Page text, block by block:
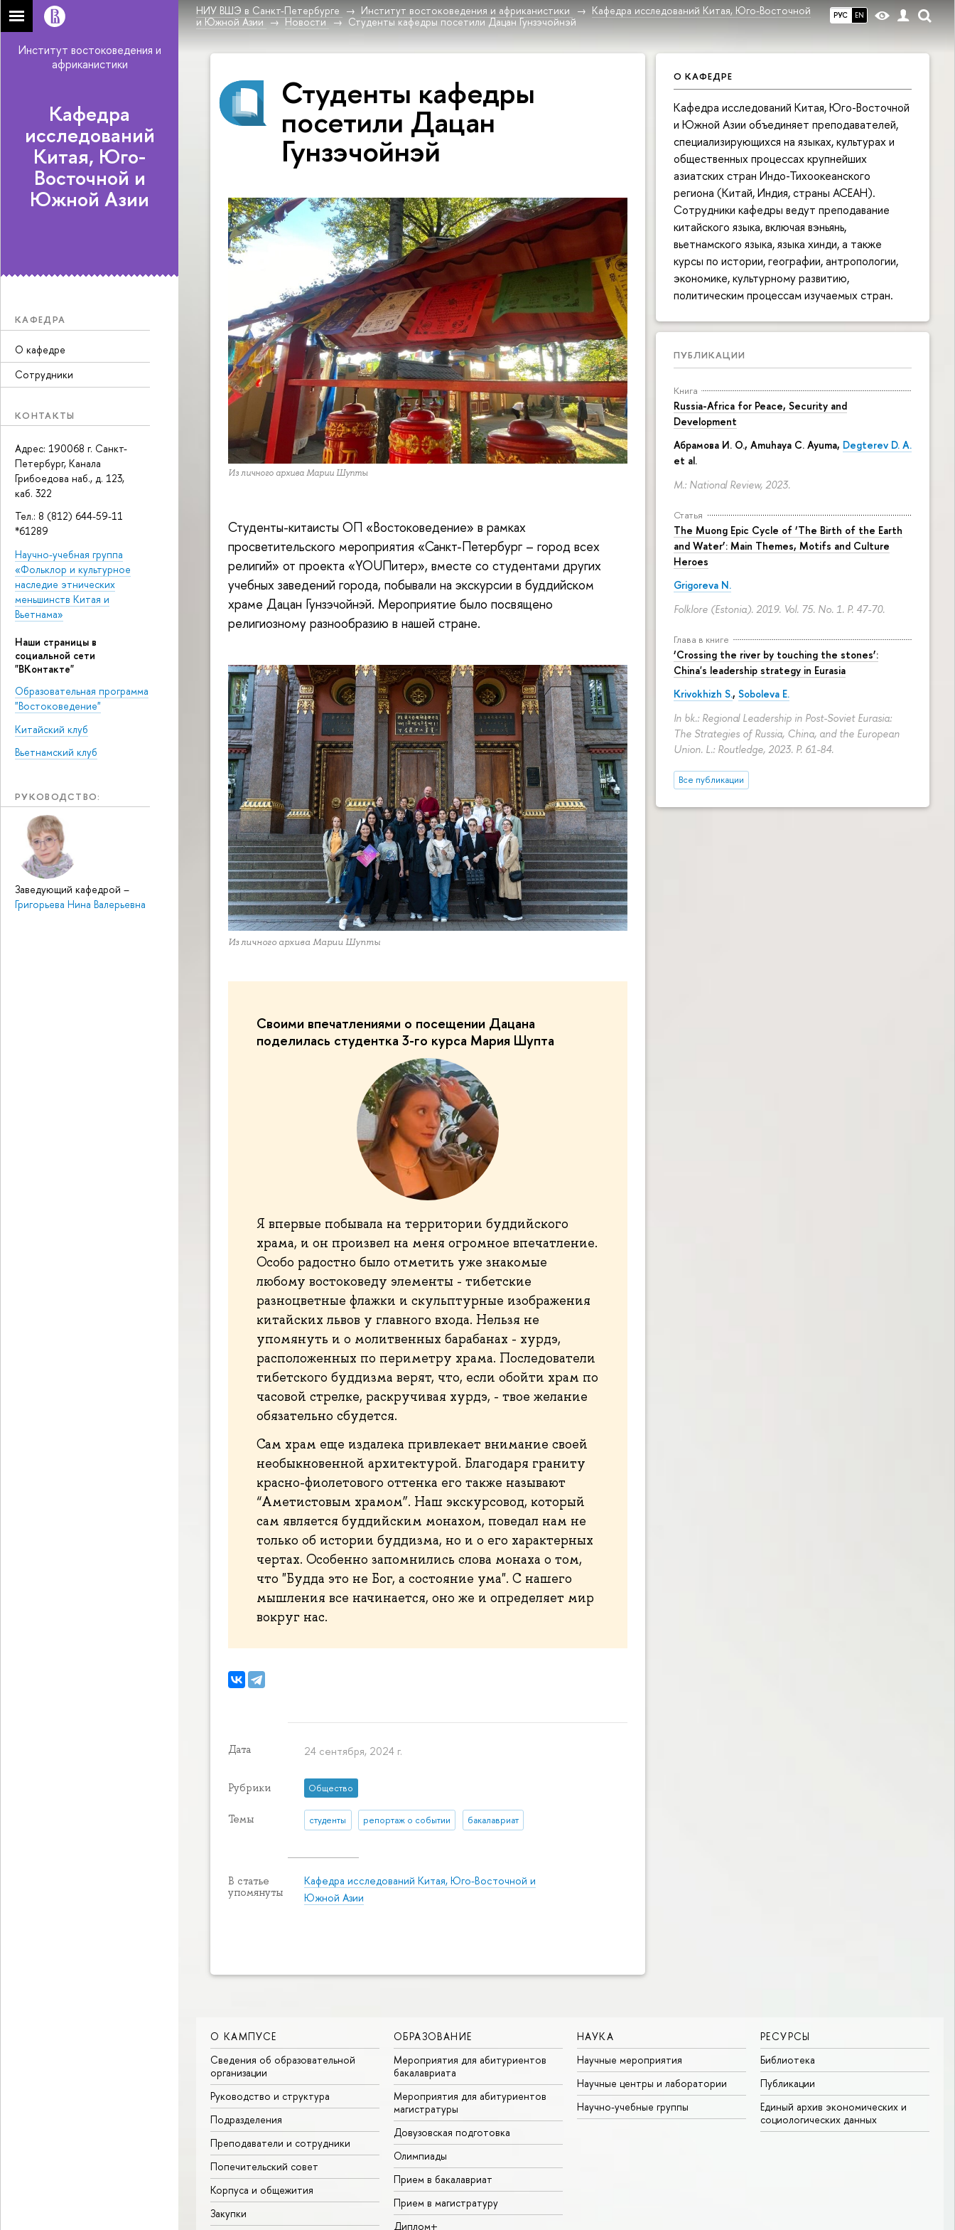
РУС EN
НИУ ВШЭ в Санкт-Петербурге Институт востоковедения и африканистики
Кафедра исследований Китая, Юго-Восточной
и Южной Азии
Новости Студенты кафедры посетили Дацан Гунзэчойнэй
Институт востоковедения и
африканистики
Кафедра
исследований
Китая, Юго-
Восточной и
Южной Азии
КАФЕДРА
О кафедре
Сотрудники
КОНТАКТЫ
Адрес: 190068 г. Санкт-
Петербург, Канала
Грибоедова наб., д. 123,
каб. 322
Тел.: 8 (812) 644-59-11
*61289
Научно-учебная группа
«Фольклор и культурное
наследие этнических
меньшинств Китая и
Вьетнама»
Наши страницы в
социальной сети
"ВКонтакте"
Образовательная программа
"Востоковедение"
Китайский клуб
Вьетнамский клуб
РУКОВОДСТВО:
Заведующий кафедрой –
Григорьева Нина Валерьевна
О КАФЕДРЕ
Кафедра исследований Китая, Юго-Восточной
и Южной Азии объединяет преподавателей,
специализирующихся на языках, культурах и
общественных процессах крупнейших
азиатских стран Индо-Тихоокеанского
региона (Китай, Индия, страны АСЕАН).
Сотрудники кафедры ведут преподавание
китайского языка, включая вэньянь,
вьетнамского языка, языка хинди, а также
курсы по истории, географии, антропологии,
экономике, культурному развитию,
политическим процессам изучаемых стран.
ПУБЛИКАЦИИ
Книга
Russia-Africa for Peace, Security and
Development
Абрамова И. О., Amuhaya C. Ayuma, Degterev D. A.
et al.
M.: National Review, 2023.
Статья
The Muong Epic Cycle of ‘The Birth of the Earth
and Water’: Main Themes, Motifs and Culture
Heroes
Grigoreva N.
Folklore (Estonia). 2019. Vol. 75. No. 1. P. 47-70.
Глава в книге
‘Crossing the river by touching the stones’:
China's leadership strategy in Eurasia
Krivokhizh S., Soboleva E.
In bk.: Regional Leadership in Post-Soviet Eurasia:
The Strategies of Russia, China, and the European
Union. L.: Routledge, 2023. P. 61-84.
Все публикации
Студенты кафедры
посетили Дацан
Гунзэчойнэй
Из личного архива Марии Шупты
Студенты-китаисты ОП «Востоковедение» в рамках
просветительского мероприятия «Санкт-Петербург – город всех
религий» от проекта «YOUПитер», вместе со студентами других
учебных заведений города, побывали на экскурсии в буддийском
храме Дацан Гунзэчойнэй. Мероприятие было посвящено
религиозному разнообразию в нашей стране.
Из личного архива Марии Шупты
Своими впечатлениями о посещении Дацана
поделилась студентка 3-го курса Мария Шупта
Я впервые побывала на территории буддийского
храма, и он произвел на меня огромное впечатление.
Особо радостно было отметить уже знакомые
любому востоковеду элементы - тибетские
разноцветные флажки и скульптурные изображения
китайских львов у главного входа. Нельзя не
упомянуть и о молитвенных барабанах - хурдэ,
расположенных по периметру храма. Последователи
тибетского буддизма верят, что, если обойти храм по
часовой стрелке, раскручивая хурдэ, - твое желание
обязательно сбудется.
Сам храм еще издалека привлекает внимание своей
необыкновенной архитектурой. Благодаря граниту
красно-фиолетового оттенка его также называют
“Аметистовым храмом”. Наш экскурсовод, который
сам является буддийским монахом, поведал нам не
только об истории буддизма, но и о его характерных
чертах. Особенно запомнились слова монаха о том,
что "Будда это не Бог, а состояние ума". С нашего
мышления все начинается, оно же и определяет мир
вокруг нас.
Дата 24 сентября, 2024 г.
Рубрики Общество
Темы студенты репортаж о событии бакалавриат
В статье
упомянуты
Кафедра исследований Китая, Юго-Восточной и
Южной Азии
О КАМПУСЕ
Сведения об образовательной
организации
Руководство и структура
Подразделения
Преподаватели и сотрудники
Попечительский совет
Корпуса и общежития
Закупки
ОБРАЗОВАНИЕ
Мероприятия для абитуриентов
бакалавриата
Мероприятия для абитуриентов
магистратуры
Довузовская подготовка
Олимпиады
Прием в бакалавриат
Прием в магистратуру
Диплом+
НАУКА
Научные мероприятия
Научные центры и лаборатории
Научно-учебные группы
РЕСУРСЫ
Библиотека
Публикации
Единый архив экономических и
социологических данных